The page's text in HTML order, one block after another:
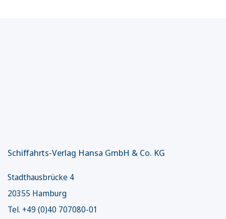
Schiffahrts-Verlag Hansa GmbH & Co. KG
Stadthausbrücke 4
20355 Hamburg
Tel. +49 (0)40 707080-01